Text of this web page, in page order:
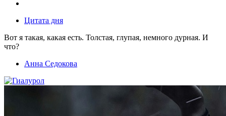
Цитата дня
Вот я такая, какая есть. Толстая, глупая, немного дурная. И
что?
Анна Седокова